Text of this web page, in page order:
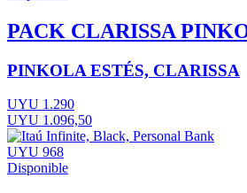
PACK CLARISSA
PINKOLA ESTÉS, CLARISSA
UYU 1.290
UYU 1.096,50
UYU 968
Disponible